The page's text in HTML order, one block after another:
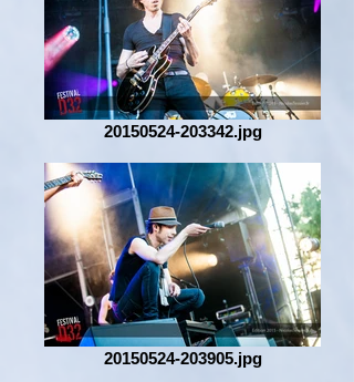
20150524-203342.jpg
20150524-203905.jpg